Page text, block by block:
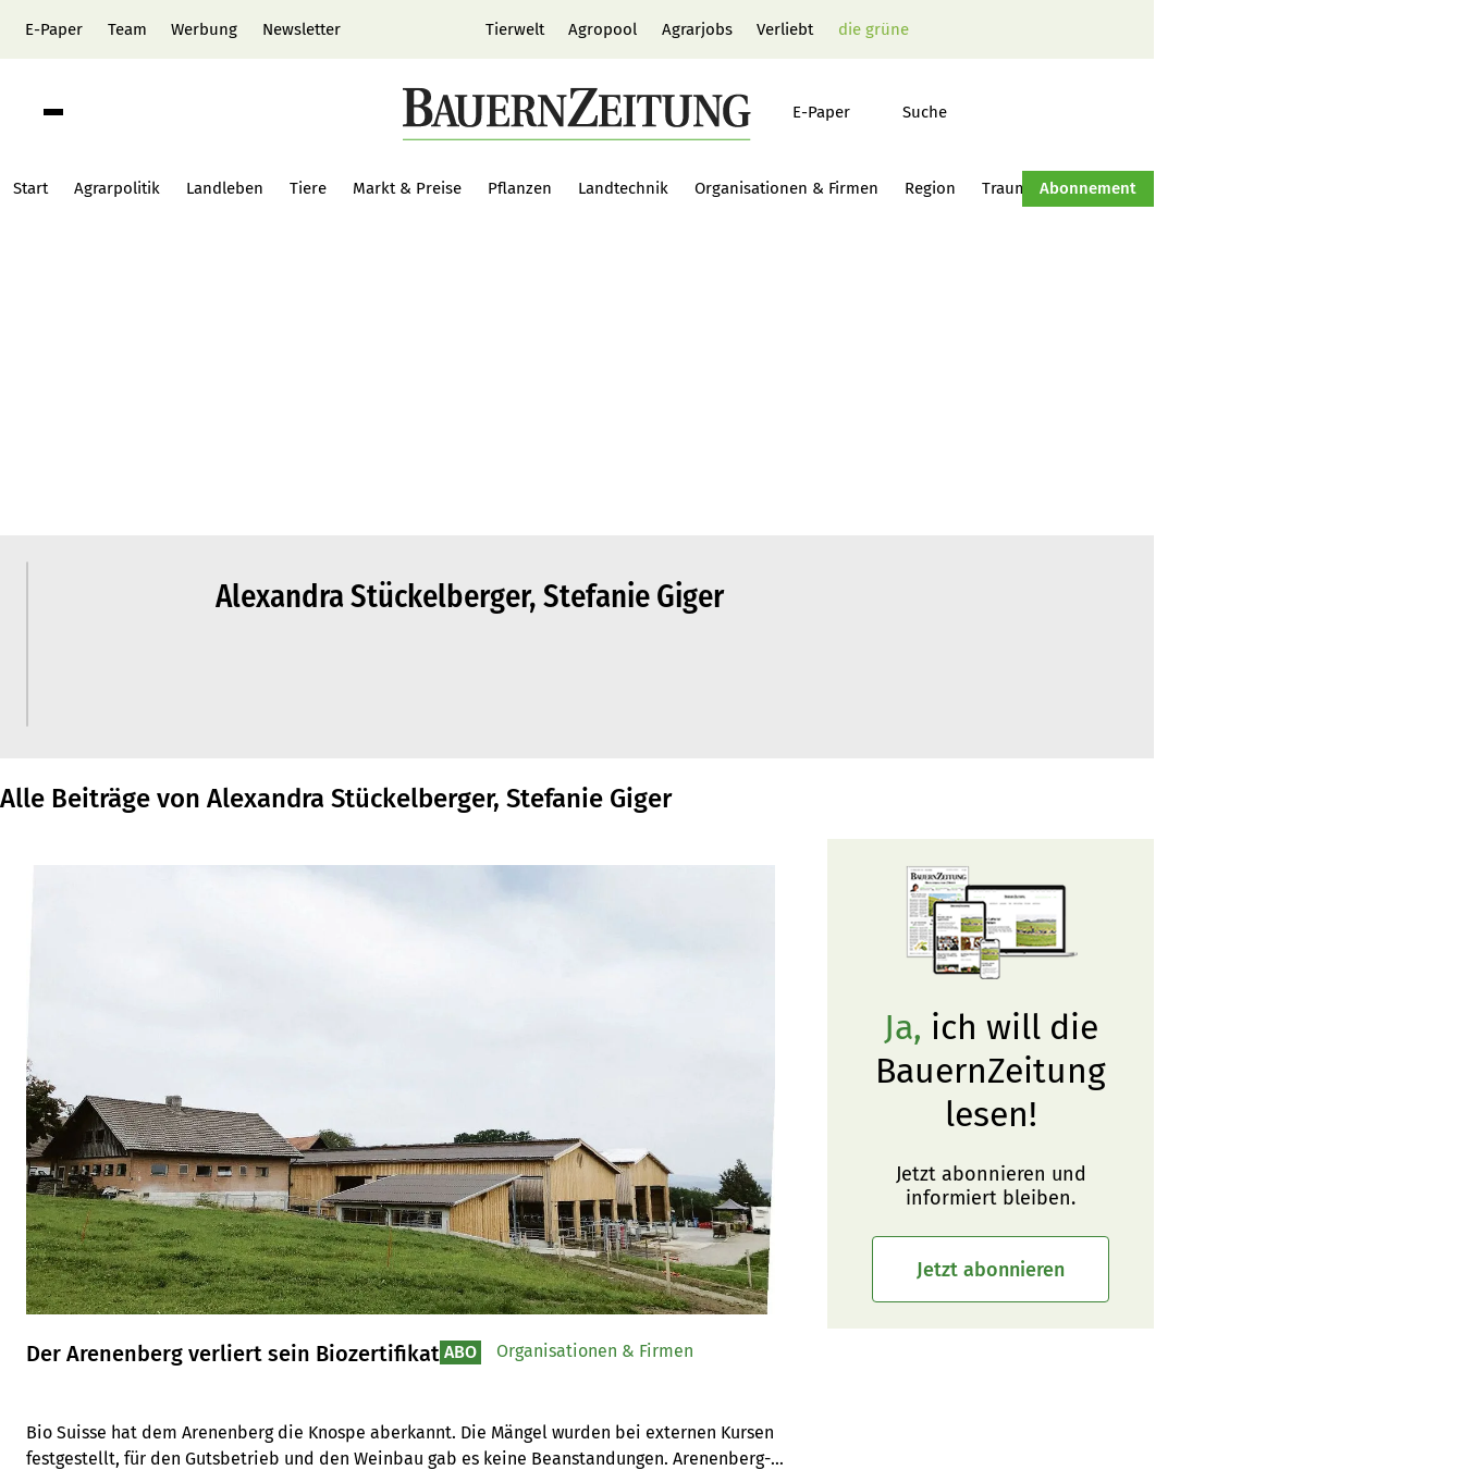
E-Paper Team Werbung Newsletter Tierwelt Agropool Agrarjobs Verliebt die grüne
E-Paper Suche
Start Agrarpolitik Landleben Tiere Markt & Preise Pflanzen Landtechnik Organisationen & Firmen Region Traumtraktor Hof-Management
Abonnement
Alexandra Stückelberger, Stefanie Giger
Alle Beiträge von Alexandra Stückelberger, Stefanie Giger
Der Arenenberg verliert sein Biozertifikat
Bio Suisse hat dem Arenenberg die Knospe aberkannt. Die Mängel wurden bei externen Kursen
festgestellt, für den Gutsbetrieb und den Weinbau gab es keine Beanstandungen. Arenenberg-
ABO Organisationen & Firmen
Ja, ich will die
BauernZeitung
lesen!
Jetzt abonnieren und
informiert bleiben.
Jetzt abonnieren